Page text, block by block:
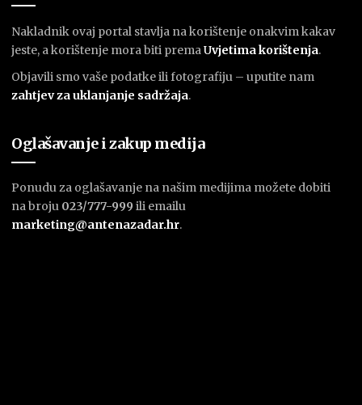
Nakladnik ovaj portal stavlja na korištenje onakvim kakav
jeste, a korištenje mora biti premaUvjetima korištenja.
Objavili smo vaše podatke ili fotografiju – uputite nam
zahtjev za uklanjanje sadržaja.
Oglašavanje i zakup medija
Ponudu za oglašavanje na našim medijima možete dobiti
na broju 023/777-999 ili emailu
marketing@antenazadar.hr.